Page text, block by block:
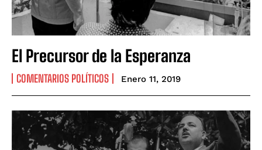
El Precursor de la Esperanza
COMENTARIOS POLÍTICOS Enero 11, 2019